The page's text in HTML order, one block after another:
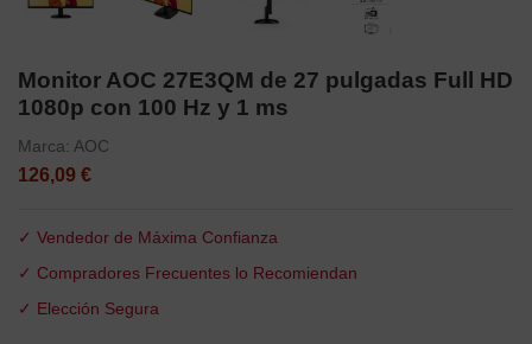
Monitor AOC 27E3QM de 27 pulgadas Full HD
1080p con 100 Hz y 1 ms
Marca: AOC
126,09 €
✓ Vendedor de Máxima Confianza
✓ Compradores Frecuentes lo Recomiendan
✓ Elección Segura